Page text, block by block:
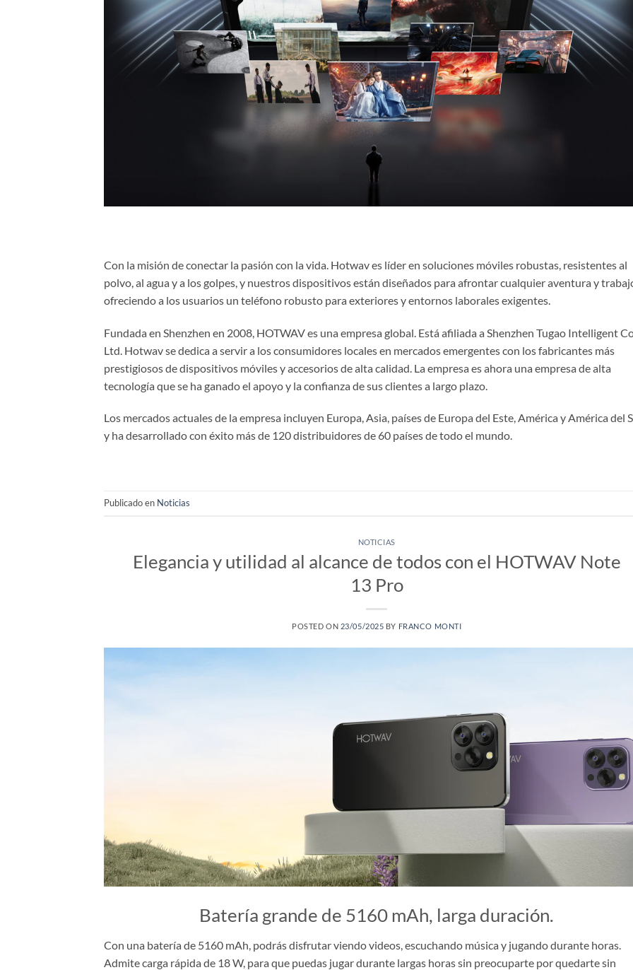
Con la misión de conectar la pasión con la vida. Hotwav es líder en soluciones móviles robustas, resistentes al
polvo, al agua y a los golpes, y nuestros dispositivos están diseñados para afrontar cualquier aventura y
ofreciendo a los usuarios un teléfono robusto para exteriores y entornos laborales exigentes.
Fundada en Shenzhen en 2008, HOTWAV es una empresa global. Está afiliada a Shenzhen Tugao Intelligent
Ltd. Hotwav se dedica a servir a los consumidores locales en mercados emergentes con los fabricantes más
prestigiosos de dispositivos móviles y accesorios de alta calidad. La empresa es ahora una empresa de alta
tecnología que se ha ganado el apoyo y la confianza de sus clientes a largo plazo.
Los mercados actuales de la empresa incluyen Europa, Asia, países de Europa del Este, América y América del
y ha desarrollado con éxito más de 120 distribuidores de 60 países de todo el mundo.
Publicado en Noticias
NOTICIAS
Elegancia y utilidad al alcance de todos con el HOTWAV Note
13 Pro
POSTED ON 23/05/2025 BY FRANCO MONTI
Batería grande de 5160 mAh, larga duración.
Con una batería de 5160 mAh, podrás disfrutar viendo videos, escuchando música y jugando durante horas.
Admite carga rápida de 18 W, para que puedas jugar durante largas horas sin preocuparte por quedarte sin